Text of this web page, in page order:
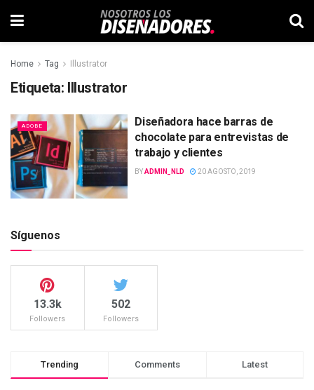
Home Tag Illustrator
Etiqueta: Illustrator
ADOBE
Diseñadora hace barras de
chocolate para entrevistas de
trabajo y clientes
BYADMIN_NLD 20 AGOSTO, 2019
Síguenos
13.3k
Followers
502
Followers
Trending Comments Latest